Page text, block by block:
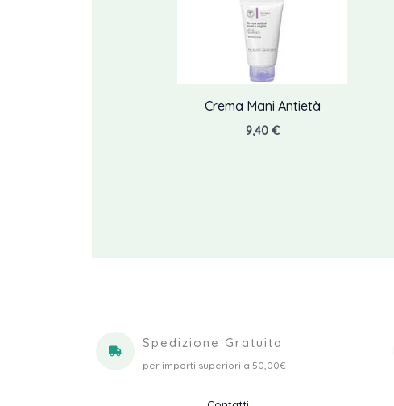
Crema Mani Antietà
9,40 €
Spedizione Gratuita
per importi superiori a 50,00€